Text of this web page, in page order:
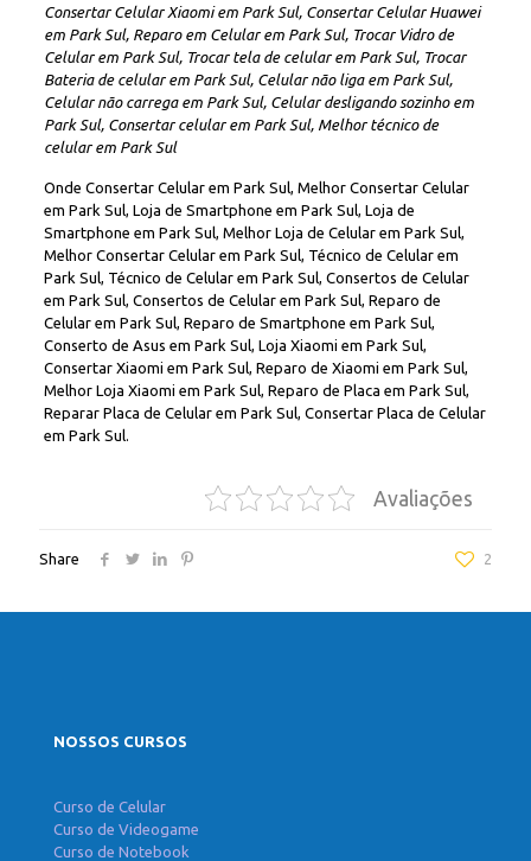
Consertar Celular Xiaomi em Park Sul, Consertar Celular Huawei
em Park Sul, Reparo em Celular em Park Sul, Trocar Vidro de
Celular em Park Sul, Trocar tela de celular em Park Sul, Trocar
Bateria de celular em Park Sul, Celular não liga em Park Sul,
Celular não carrega em Park Sul, Celular desligando sozinho em
Park Sul, Consertar celular em Park Sul, Melhor técnico de
celular em Park Sul
Onde Consertar Celular em Park Sul, Melhor Consertar Celular
em Park Sul, Loja de Smartphone em Park Sul, Loja de
Smartphone em Park Sul, Melhor Loja de Celular em Park Sul,
Melhor Consertar Celular em Park Sul, Técnico de Celular em
Park Sul, Técnico de Celular em Park Sul, Consertos de Celular
em Park Sul, Consertos de Celular em Park Sul, Reparo de
Celular em Park Sul, Reparo de Smartphone em Park Sul,
Conserto de Asus em Park Sul, Loja Xiaomi em Park Sul,
Consertar Xiaomi em Park Sul, Reparo de Xiaomi em Park Sul,
Melhor Loja Xiaomi em Park Sul, Reparo de Placa em Park Sul,
Reparar Placa de Celular em Park Sul, Consertar Placa de Celular
em Park Sul.
Avaliações
Share 2
NOSSOS CURSOS
Curso de Celular
Curso de Videogame
Curso de Notebook